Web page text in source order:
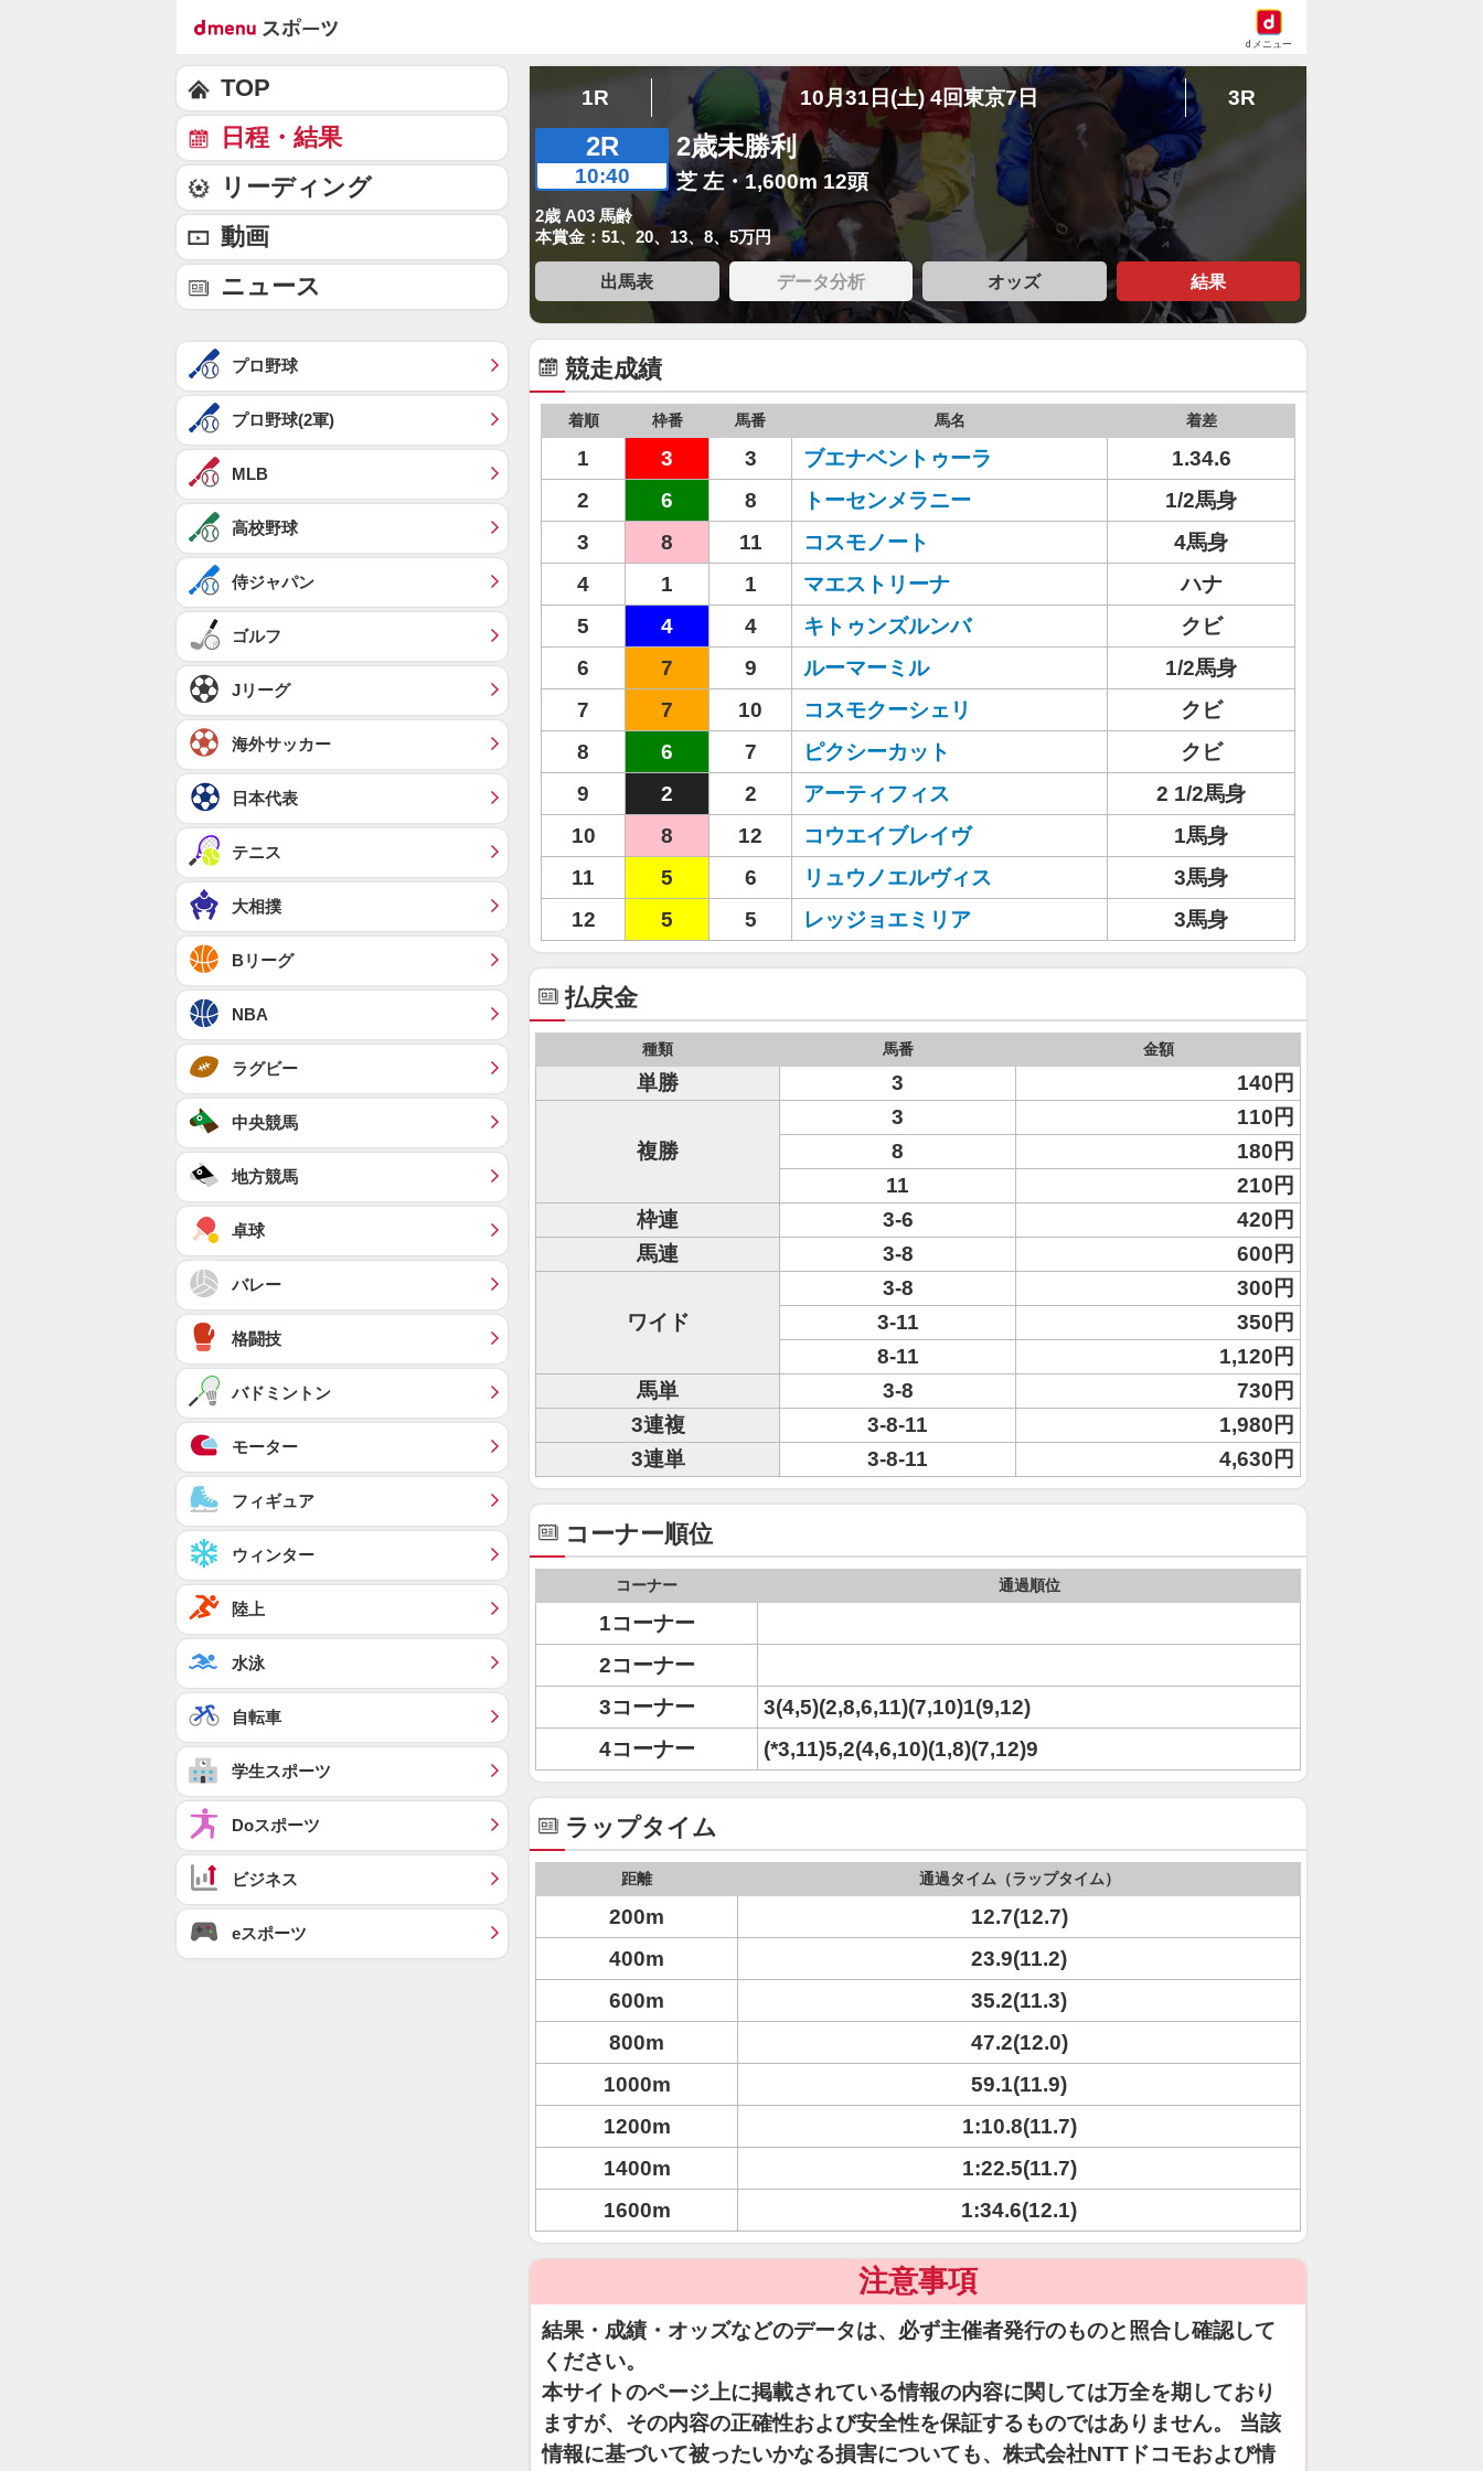
dメニュー
1R 10月31日(土) 4回東京7日 3R
2R
10:40
2歳未勝利
芝 左・1,600m 12頭
2歳 A03 馬齢
本賞金：51、20、13、8、5万円
出馬表 データ分析 オッズ 結果
競走成績
着順 枠番 馬番 馬名 着差
1 3 3 ブエナベントゥーラ
1.34.6
2
6 8 トーセンメラニー
1/2馬身
3
8 11 コスモノート
4馬身
4
1 1 マエストリーナ
ハナ
5
4 4 キトゥンズルンバ
クビ
6
7 9 ルーマーミル
1/2馬身
7
7 10 コスモクーシェリ
クビ
8
6 7 ピクシーカット
クビ
9
2 2 アーティフィス
2 1/2馬身
10
8 12 コウエイブレイヴ
1馬身
11
5 6 リュウノエルヴィス
3馬身
12
5 5 レッジョエミリア 3馬身
払戻金
種類 馬番 金額
単勝 3 140円
複勝
3
110円
8
180円
11
210円
枠連
3-6
420円
馬連
3-8 600円
ワイド
3-8
300円
3-11
350円
8-11
1,120円
馬単
3-8
730円
3連複
3-8-11
1,980円
3連単
3-8-11 4,630円
コーナー順位
コーナー 通過順位
1コーナー
2コーナー
3コーナー
3(4,5)(2,8,6,11)(7,10)1(9,12)
4コーナー
(*3,11)5,2(4,6,10)(1,8)(7,12)9
ラップタイム
距離 通過タイム（ラップタイム）
200m
12.7(12.7)
400m
23.9(11.2)
600m
35.2(11.3)
800m
47.2(12.0)
1000m
59.1(11.9)
1200m
1:10.8(11.7)
1400m
1:22.5(11.7)
1600m
1:34.6(12.1)
注意事項
結果・成績・オッズなどのデータは、必ず主催者発行のものと照合し確認して
ください。
本サイトのページ上に掲載されている情報の内容に関しては万全を期しており
ますが、その内容の正確性および安全性を保証するものではありません。 当該
情報に基づいて被ったいかなる損害についても、株式会社NTTドコモおよび情
TOP
日程・結果
リーディング
動画
ニュース
プロ野球
プロ野球(2軍)
MLB
高校野球
侍ジャパン
ゴルフ
Jリーグ
海外サッカー
日本代表
テニス
大相撲
Bリーグ
NBA
ラグビー
中央競馬
地方競馬
卓球
バレー
格闘技
バドミントン
モーター
フィギュア
ウィンター
陸上
水泳
自転車
学生スポーツ
Doスポーツ
ビジネス
eスポーツ